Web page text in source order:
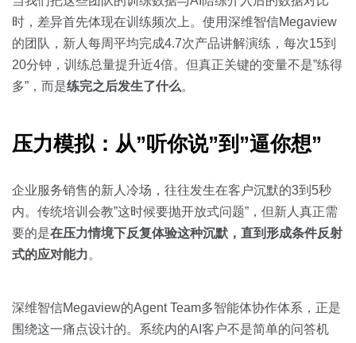
时，差异首先体现在训练频次上。使用深维智信Megaview
的团队，新人每周平均完成4.7次产品讲解演练，每次15到
20分钟，训练总量提升近4倍。但真正关键的变量不是”练得
多”，而是练完之后发生了什么。
压力模拟：从”听你说”到”逼你想”
企业服务销售的新人冷场，往往发生在客户沉默的3到5秒
内。传统培训会教”这时候要抛开放式问题”，但新人真正需
要的是在压力情境下反复体验这种沉默，直到形成条件反射
式的应对能力。
深维智信Megaview的Agent Team多智能体协作体系，正是
围绕这一痛点设计的。系统内的AI客户不是简单的问答机